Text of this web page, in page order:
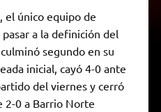
el único equipo de
a la definición del
segundo en su
inicial, cayó 4-0 ante
del viernes y cerró
2-0 a Barrio Norte